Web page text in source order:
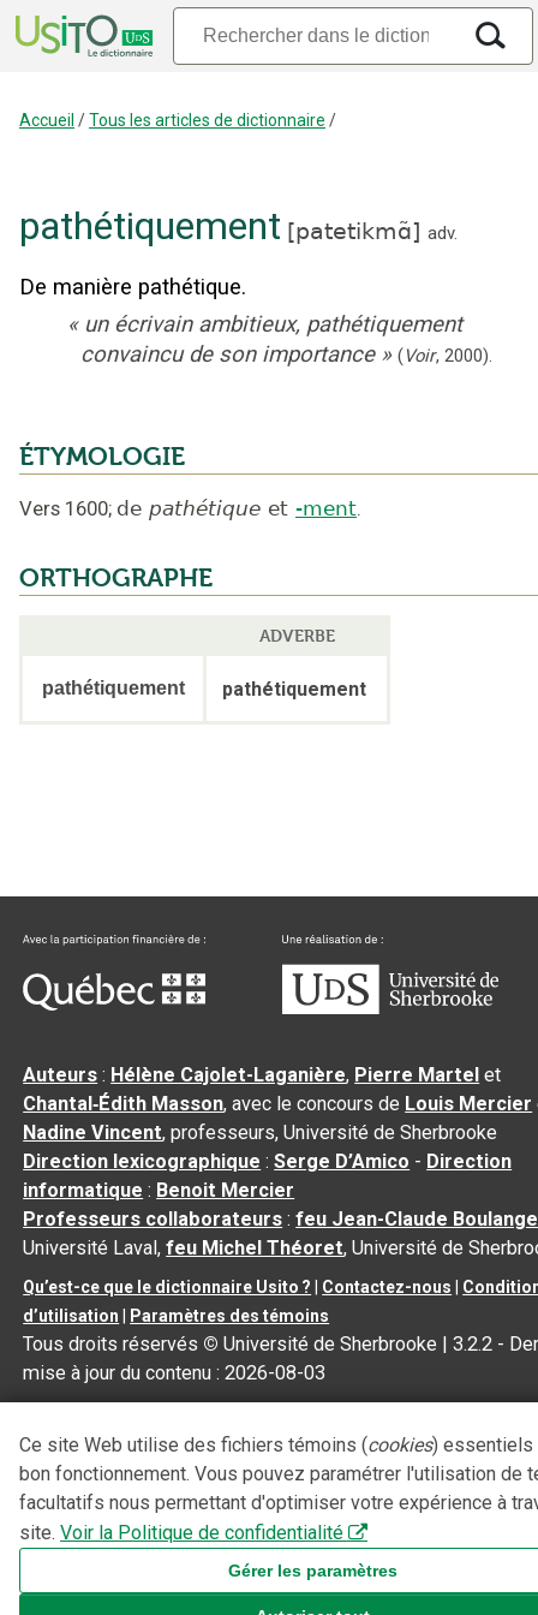
Accueil /Tous les articles de dictionnaire /
pathétiquement [patetikmɑ̃] adv.
De manière pathétique.
« un écrivain ambitieux, pathétiquement
convaincu de son importance » (Voir, 2000).
ÉTYMOLOGIE
Vers 1600; de pathétique et -ment.
ORTHOGRAPHE
ADVERBE
pathétiquement pathétiquement
Auteurs : Hélène Cajolet-Laganière, Pierre Martel et
Chantal‑Édith Masson, avec le concours de Louis Mercier
Nadine Vincent, professeurs, Université de Sherbrooke
Direction lexicographique :Serge D’Amico - Direction
informatique : Benoit Mercier
Professeurs collaborateurs :feu Jean-Claude
Université Laval,feu Michel Théoret, Université de
Qu’est-ce que le dictionnaire Usito ? | Contactez-nous |
d’utilisation | Paramètres des témoins
Tous droits réservés © Université de Sherbrooke |3.2.2 -
mise à jour du contenu :2026-08-03
Ce site Web utilise des fichiers témoins (cookies) essentiels
bon fonctionnement. Vous pouvez paramétrer l'utilisation de
facultatifs nous permettant d'optimiser votre expérience à
site. Voir la Politique de confidentialité
Gérer les paramètres